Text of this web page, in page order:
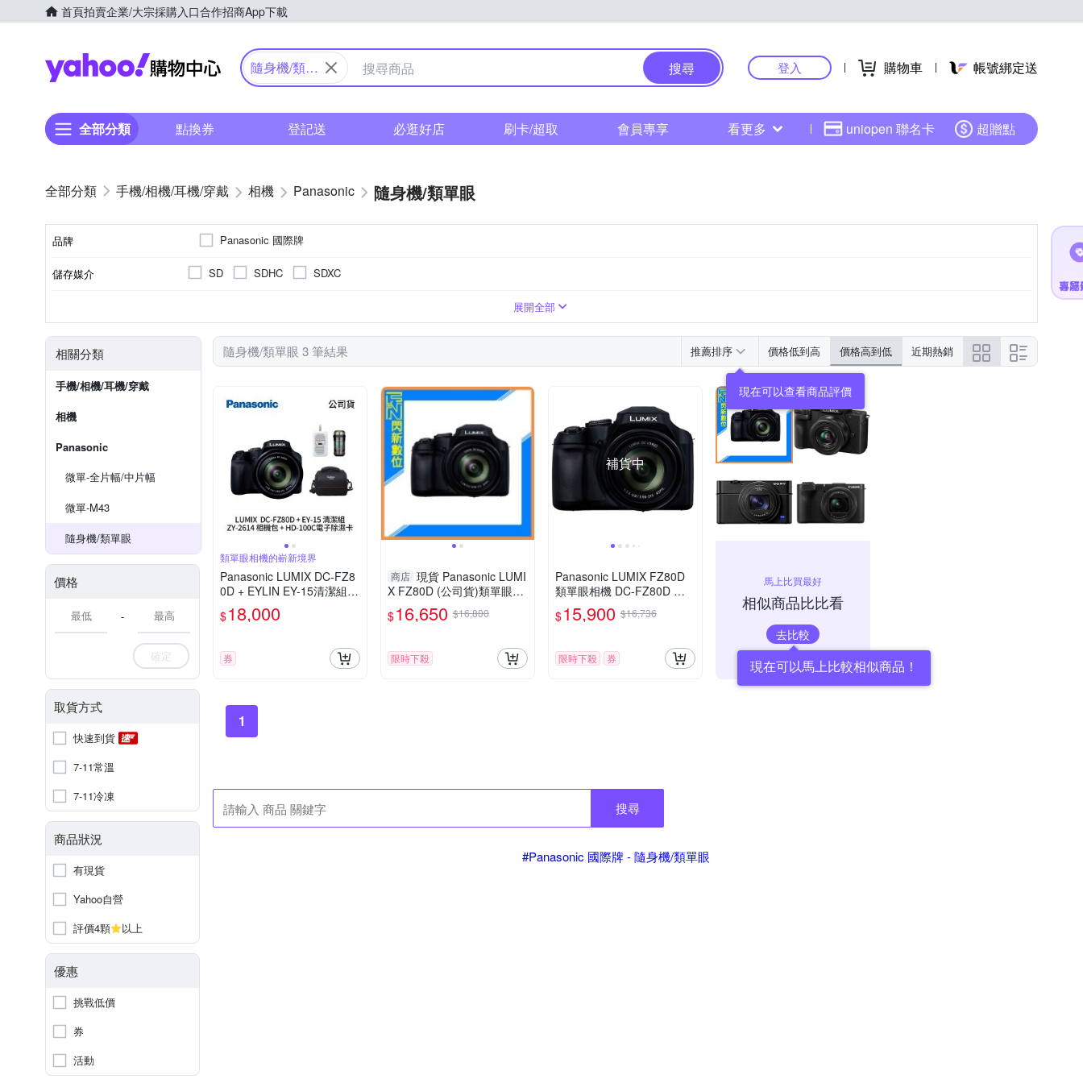
首頁拍賣企業/大宗採購入口合作招商App下載
Yahoo購物中心
隨身機/類單
搜尋 登入 購物車 帳號綁定送
全部分類 點換券 登記送 必逛好店 刷卡/超取 會員專享 看更多 uniopen 聯名卡 超贈點
手機/相機/耳機/穿戴 相機 Panasonic 隨身機/類單眼
品牌 Panasonic 國際牌
儲存媒介 SD SDHC SDXC
展開全部
相關分類
手機/相機/耳機/穿戴
相機
Panasonic
微單-全片幅/中片幅
微單-M43
隨身機/類單眼
價格
-
確定
取貨方式
快速到貨
7-11常溫
7-11冷凍
商品狀況
有現貨
Yahoo自營
評價4顆
以上
優惠
挑戰低價
券
活動
隨身機/類單眼 3 筆結果 推薦排序 價格低到高 價格高到低 近期熱銷
現在可以查看商品評價
類單眼相機的嶄新境界
Panasonic LUMIX DC-FZ8
0D + EYLIN EY-15清潔組 +
SunLight ZY-2614相機包 +
EirMai 銳瑪 HD-100C電子
$18,000
券
商店 現貨 Panasonic LUMI
X FZ80D (公司貨)類單眼相
$16,650 $16,800
限時下殺
補貨中
Panasonic LUMIX FZ80D
類單眼相機 DC-FZ80D 公
司貨
$15,900 $16,736
限時下殺 券
馬上比買最好
相似商品比比看
去比較
現在可以馬上比較相似商品！
1
搜尋
#Panasonic 國際牌 - 隨身機/類單眼